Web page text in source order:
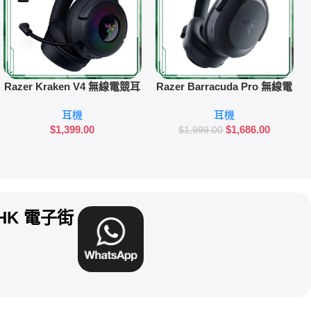
加入購物車
Razer Kraken V4 無線電競耳
耳機
$1,399.00
加入購物車
Razer Barracuda Pro 無線電
耳機
$1,999.00 $1,686.00
電子街